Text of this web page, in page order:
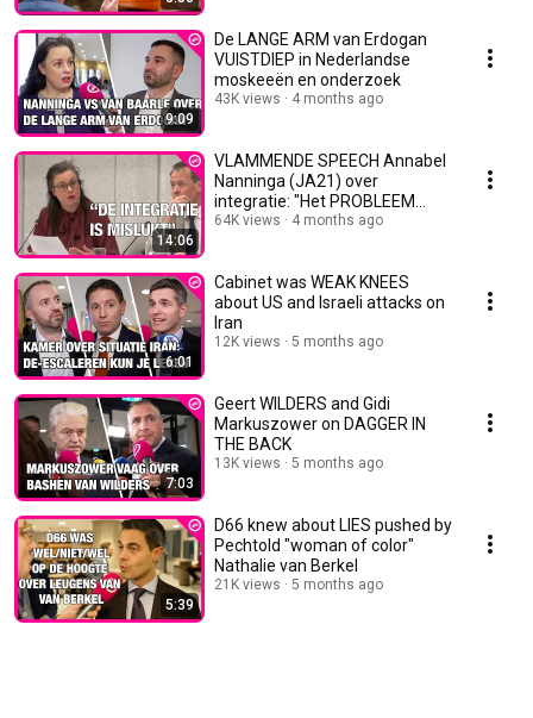
9:09
De LANGE ARM van Erdogan
VUISTDIEP in Nederlandse
moskeeën en onderzoek
43K views 4 months ago
14:06
VLAMMENDE SPEECH Annabel
Nanninga (JA21) over
integratie: "Het PROBLEEM
MENEER, DAT BLIJFT"
64K views 4 months ago
6:01
Cabinet was WEAK KNEES
about US and Israeli attacks on
Iran
12K views 5 months ago
7:03
Geert WILDERS and Gidi
Markuszower on DAGGER IN
THE BACK
13K views 5 months ago
5:39
D66 knew about LIES pushed by
Pechtold "woman of color"
Nathalie van Berkel
21K views 5 months ago